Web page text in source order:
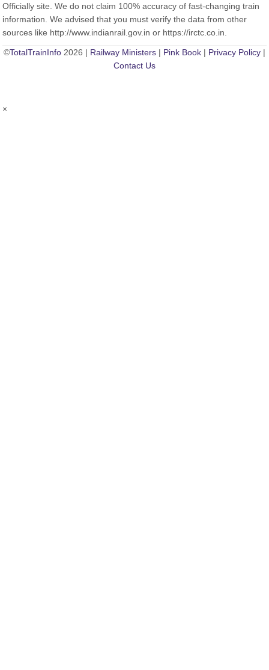
Officially site. We do not claim 100% accuracy of fast-changing train
information. We advised that you must verify the data from other
sources like http://www.indianrail.gov.in or https://irctc.co.in.
©TotalTrainInfo 2026 | Railway Ministers | Pink Book | Privacy Policy |
Contact Us
×